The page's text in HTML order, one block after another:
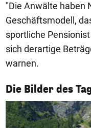
"Die Anwälte haben
Geschäftsmodell,
sportliche
sich derartige
warnen.
Die Bilder des
1/50